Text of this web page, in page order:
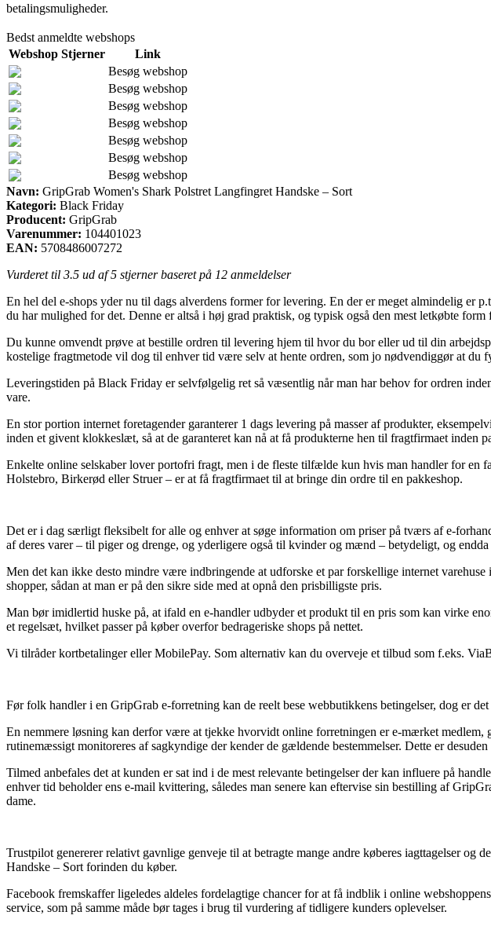
betalingsmuligheder.
Bedst anmeldte webshops
Webshop Stjerner
Link
Besøg webshop
Besøg webshop
Besøg webshop
Besøg webshop
Besøg webshop
Besøg webshop
Besøg webshop
Navn: GripGrab Women's Shark Polstret Langfingret Handske – Sort
Kategori: Black Friday
Producent: GripGrab
Varenummer: 104401023
EAN: 5708486007272
Vurderet til 3.5 ud af 5 stjerner baseret på 12 anmeldelser
En hel del e-shops yder nu til dags alverdens former for levering. En der er meget almindelig er
du har mulighed for det. Denne er altså i høj grad praktisk, og typisk også den mest letkøbte
Du kunne omvendt prøve at bestille ordren til levering hjem til hvor du bor eller ud til din
kostelige fragtmetode vil dog til enhver tid være selv at hente ordren, som jo nødvendiggør at
Leveringstiden på Black Friday er selvfølgelig ret så væsentlig når man har behov for ordren
vare.
En stor portion internet foretagender garanterer 1 dags levering på masser af produkter,
inden et givent klokkeslæt, så at de garanteret kan nå at få produkterne hen til fragtfirmaet inden
Enkelte online selskaber lover portofri fragt, men i de fleste tilfælde kun hvis man handler for en
Holstebro, Birkerød eller Struer – er at få fragtfirmaet til at bringe din ordre til en pakkeshop.
Det er i dag særligt fleksibelt for alle og enhver at søge information om priser på tværs af e-
af deres varer – til piger og drenge, og yderligere også til kvinder og mænd – betydeligt, og
Men det kan ikke desto mindre være indbringende at udforske et par forskellige internet
shopper, sådan at man er på den sikre side med at opnå den prisbilligste pris.
Man bør imidlertid huske på, at ifald en e-handler udbyder et produkt til en pris som kan virke
et regelsæt, hvilket passer på køber overfor bedrageriske shops på nettet.
Vi tilråder kortbetalinger eller MobilePay. Som alternativ kan du overveje et tilbud som f.eks.
Før folk handler i en GripGrab e-forretning kan de reelt bese webbutikkens betingelser, dog er
En nemmere løsning kan derfor være at tjekke hvorvidt online forretningen er e-mærket
rutinemæssigt monitoreres af sagkyndige der kender de gældende bestemmelser. Dette er
Tilmed anbefales det at kunden er sat ind i de mest relevante betingelser der kan influere på
enhver tid beholder ens e-mail kvittering, således man senere kan eftervise sin bestilling af
dame.
Trustpilot genererer relativt gavnlige genveje til at betragte mange andre køberes iagttagelser
Handske – Sort forinden du køber.
Facebook fremskaffer ligeledes aldeles fordelagtige chancer for at få indblik i online
service, som på samme måde bør tages i brug til vurdering af tidligere kunders oplevelser.